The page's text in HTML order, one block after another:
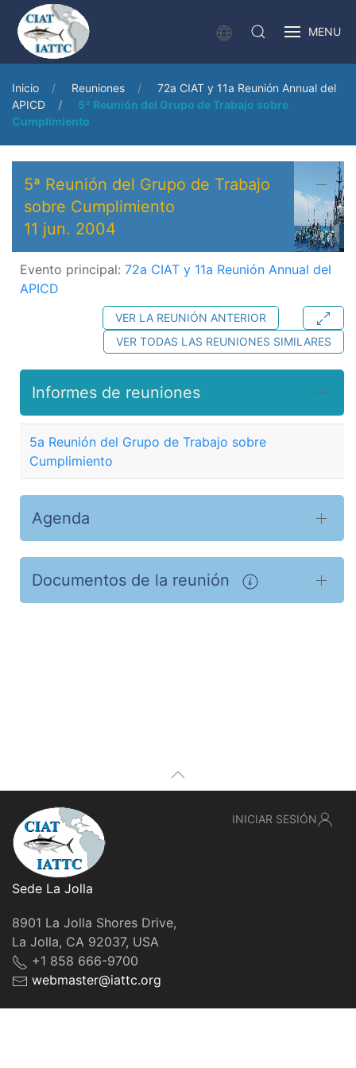
MENU
Inicio Reuniones
72a CIAT y 11a Reunión Annual del
APICD
5ª Reunión del Grupo de Trabajo sobre
Cumplimiento
5ª Reunión del Grupo de Trabajo
sobre Cumplimiento
11 jun. 2004
Evento principal: 72a CIAT y 11a Reunión Annual del
APICD
VER LA REUNIÓN ANTERIOR
VER TODAS LAS REUNIONES SIMILARES
Informes de reuniones
5a Reunión del Grupo de Trabajo sobre
Cumplimiento
Agenda
Documentos de la reunión
Sede La Jolla
8901 La Jolla Shores Drive,
La Jolla, CA 92037, USA
+1 858 666-9700
webmaster@iattc.org
INICIAR SESIÓN